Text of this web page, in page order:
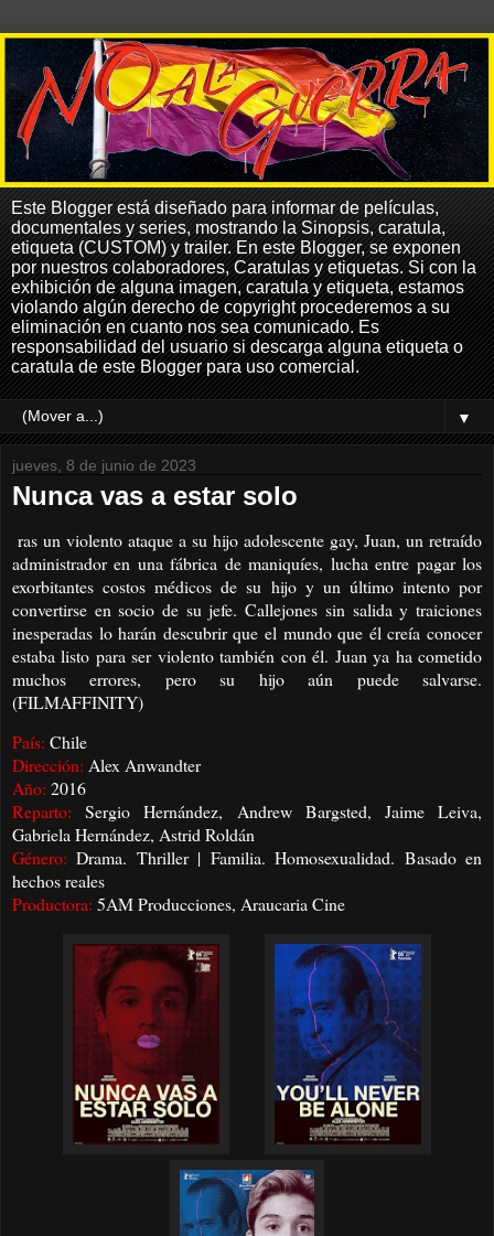
Este Blogger está diseñado para informar de películas,
documentales y series, mostrando la Sinopsis, caratula,
etiqueta (CUSTOM) y trailer. En este Blogger, se exponen
por nuestros colaboradores, Caratulas y etiquetas. Si con la
exhibición de alguna imagen, caratula y etiqueta, estamos
violando algún derecho de copyright procederemos a su
eliminación en cuanto nos sea comunicado. Es
responsabilidad del usuario si descarga alguna etiqueta o
caratula de este Blogger para uso comercial.
▼
jueves, 8 de junio de 2023
Nunca vas a estar solo
ras un violento ataque a su hijo adolescente gay, Juan, un retraído
administrador en una fábrica de maniquíes, lucha entre pagar los
exorbitantes costos médicos de su hijo y un último intento por
convertirse en socio de su jefe. Callejones sin salida y traiciones
inesperadas lo harán descubrir que el mundo que él creía conocer
estaba listo para ser violento también con él. Juan ya ha cometido
muchos errores, pero su hijo aún puede salvarse.
(FILMAFFINITY)
País: Chile
Dirección: Alex Anwandter
Año: 2016
Reparto: Sergio Hernández, Andrew Bargsted, Jaime Leiva,
Gabriela Hernández, Astrid Roldán
Género: Drama. Thriller | Familia. Homosexualidad. Basado en
hechos reales
Productora: 5AM Producciones, Araucaria Cine